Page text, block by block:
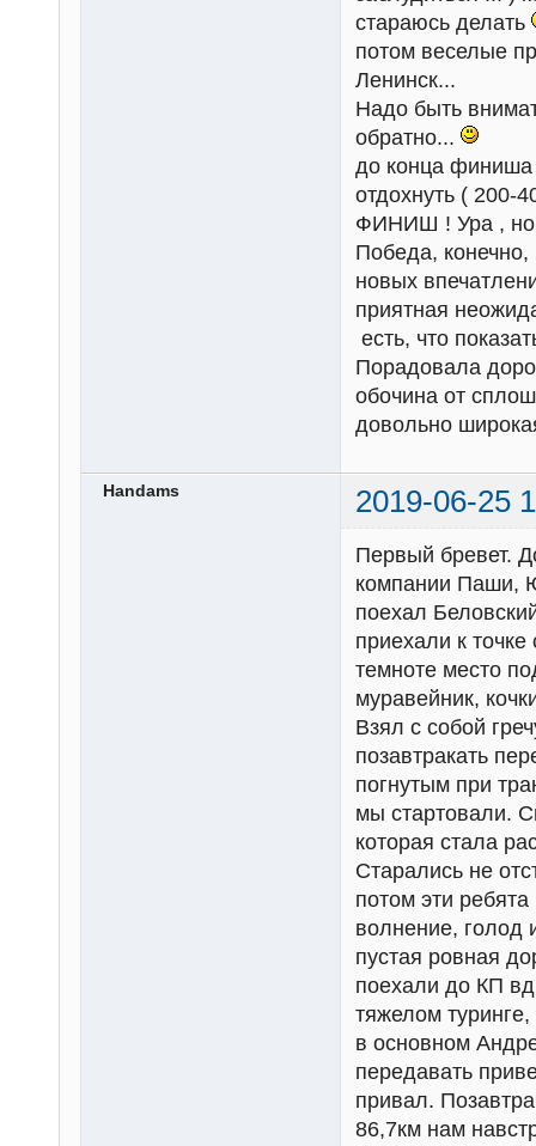
стараюсь делать
потом веселые
Ленинск...
Надо быть
обратно...
до конца финиша
отдохнуть ( 200-
ФИНИШ ! Ура ,
Победа,
новых
приятная
есть, что
Порадовала
обочина от
довольно
Handams 2019-06-25
Первый бревет.
компании Паши,
поехал
приехали к
темноте место
муравейник,
Взял с собой
позавтракать
погнутым при
мы стартовали.
которая стала
Старались не
потом эти
волнение, голод
пустая ровная
поехали до КП
тяжелом
в основном
передавать
привал.
86,7км нам